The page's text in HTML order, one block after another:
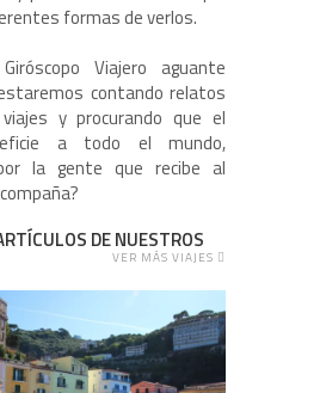
formas de verlos.
Viajero aguante
contando relatos
y procurando que el
a todo el mundo,
la gente que recibe al
DE NUESTROS
VER MÁS VIAJES